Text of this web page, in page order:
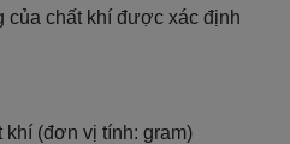
chất khí được xác định
(đơn vị tính: gram)